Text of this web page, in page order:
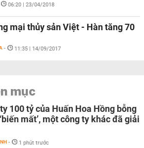
06:20 | 23/04/2018
mại thủy sản Việt - Hàn tăng 70
- 11:35 | 14/09/2017
mục
100 tỷ của Huấn Hoa Hồng bỗng
mất’, một công ty khác đã giải
- 1 phút trước